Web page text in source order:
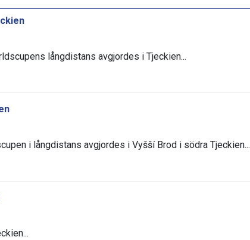
långdistans avgjordes i Tjeckien...
i långdistans avgjordes i Vyšší Brod i södra Tjeckien...